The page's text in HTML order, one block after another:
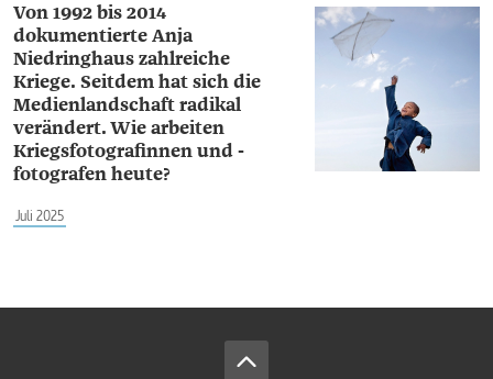
Von 1992 bis 2014
dokumentierte Anja
Niedringhaus zahlreiche
Kriege. Seitdem hat sich die
Medienlandschaft radikal
verändert. Wie arbeiten
Kriegsfotografinnen und -
fotografen heute?
Juli 2025